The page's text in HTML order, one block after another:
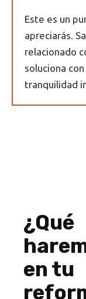
Este es un
apreciarás.
relacionado
soluciona
tranquilidad
¿Qué
en tu